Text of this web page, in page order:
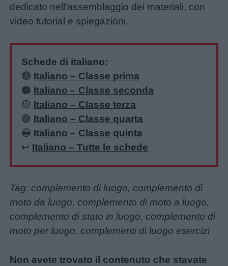
dedicato nell’assemblaggio dei materiali, con
video tutorial e spiegazioni.
Schede di italiano:
🔴 Italiano – Classe prima
🟠 Italiano – Classe seconda
🟡 Italiano – Classe terza
🟢 Italiano – Classe quarta
🔵 Italiano – Classe quinta
↩️ Italiano – Tutte le schede
Tag: complemento di luogo, complemento di
moto da luogo, complemento di moto a luogo,
complemento di stato in luogo, complemento di
moto per luogo, complementi di luogo esercizi
Non avete trovato il contenuto che stavate